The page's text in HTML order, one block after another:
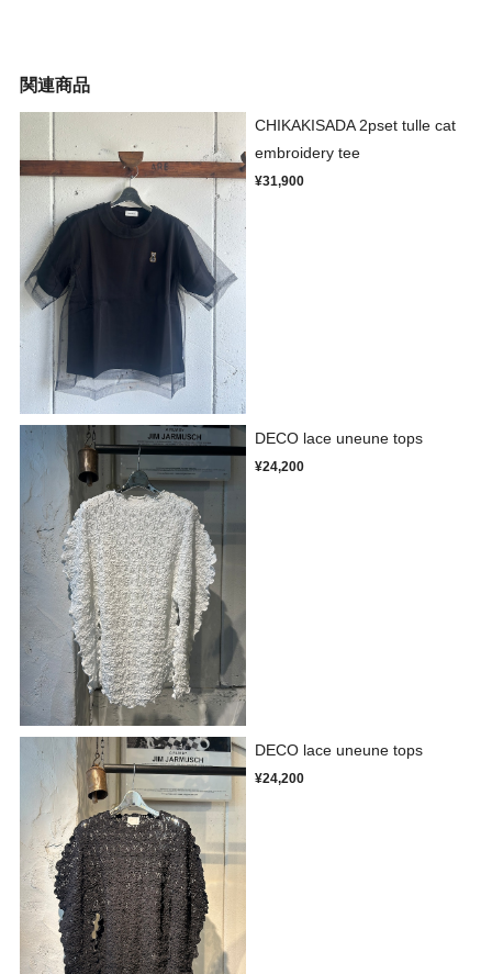
関連商品
CHIKAKISADA 2pset tulle cat
embroidery tee
¥31,900
DECO lace uneune tops
¥24,200
DECO lace uneune tops
¥24,200